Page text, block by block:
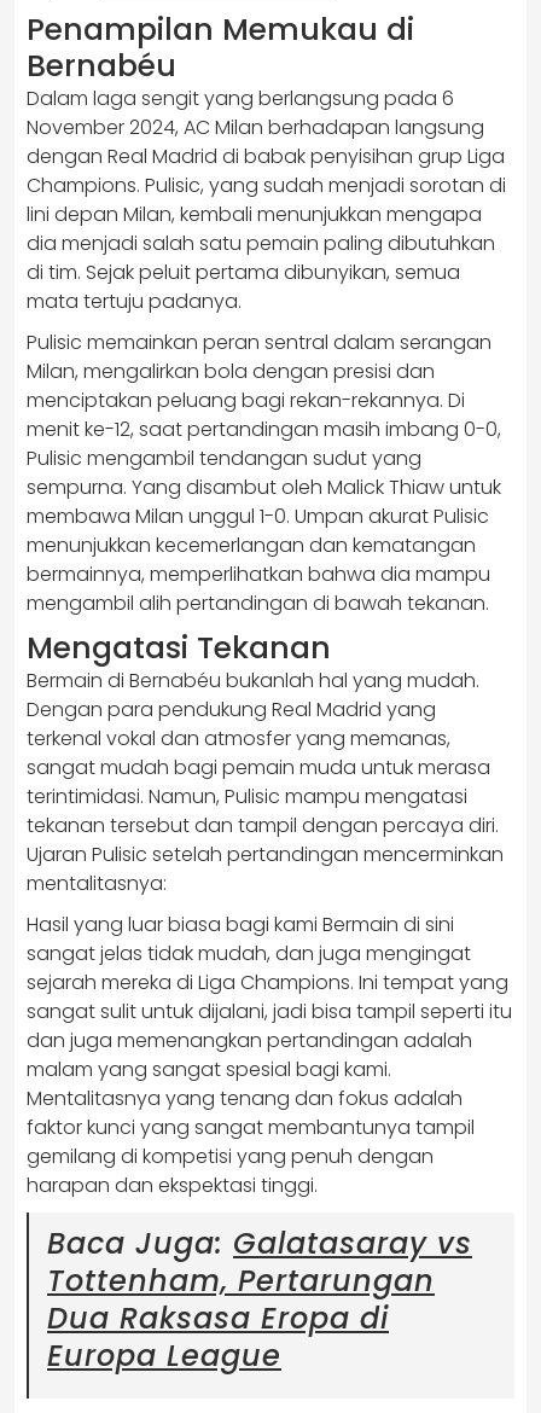
Penampilan Memukau di
Bernabéu
Dalam laga sengit yang berlangsung pada 6
November 2024, AC Milan berhadapan langsung
dengan Real Madrid di babak penyisihan grup Liga
Champions. Pulisic, yang sudah menjadi sorotan di
lini depan Milan, kembali menunjukkan mengapa
dia menjadi salah satu pemain paling dibutuhkan
di tim. Sejak peluit pertama dibunyikan, semua
mata tertuju padanya.
Pulisic memainkan peran sentral dalam serangan
Milan, mengalirkan bola dengan presisi dan
menciptakan peluang bagi rekan-rekannya. Di
menit ke-12, saat pertandingan masih imbang 0-0,
Pulisic mengambil tendangan sudut yang
sempurna. Yang disambut oleh Malick Thiaw untuk
membawa Milan unggul 1-0. Umpan akurat Pulisic
menunjukkan kecemerlangan dan kematangan
bermainnya, memperlihatkan bahwa dia mampu
mengambil alih pertandingan di bawah tekanan.
Mengatasi Tekanan
Bermain di Bernabéu bukanlah hal yang mudah.
Dengan para pendukung Real Madrid yang
terkenal vokal dan atmosfer yang memanas,
sangat mudah bagi pemain muda untuk merasa
terintimidasi. Namun, Pulisic mampu mengatasi
tekanan tersebut dan tampil dengan percaya diri.
Ujaran Pulisic setelah pertandingan mencerminkan
mentalitasnya:
Hasil yang luar biasa bagi kami Bermain di sini
sangat jelas tidak mudah, dan juga mengingat
sejarah mereka di Liga Champions. Ini tempat yang
sangat sulit untuk dijalani, jadi bisa tampil seperti itu
dan juga memenangkan pertandingan adalah
malam yang sangat spesial bagi kami.
Mentalitasnya yang tenang dan fokus adalah
faktor kunci yang sangat membantunya tampil
gemilang di kompetisi yang penuh dengan
harapan dan ekspektasi tinggi.
Baca Juga: Galatasaray vs
Tottenham, Pertarungan
Dua Raksasa Eropa di
Europa League